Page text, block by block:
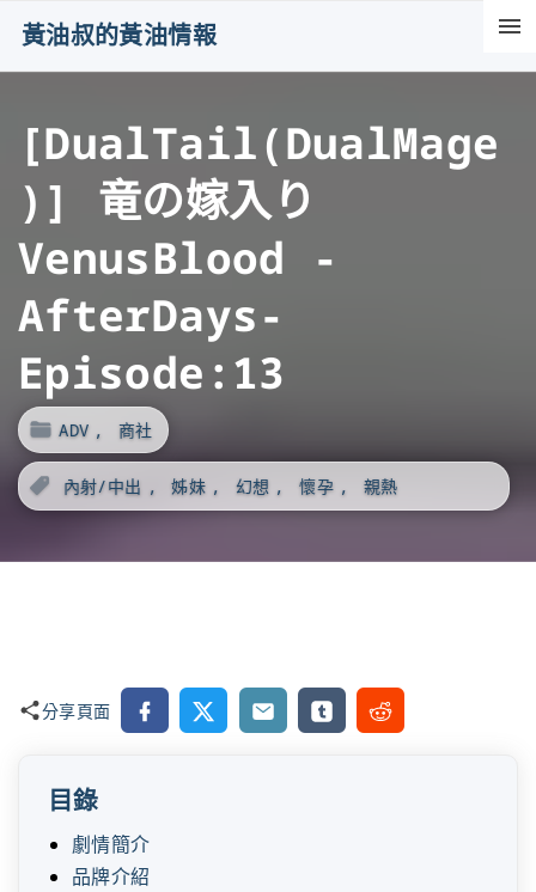
黃油叔的黃油情報
[DualTail(DualMage
)] 竜の嫁入り
VenusBlood -
AfterDays-
Episode:13
ADV 商社
內射/中出 姊妹 幻想 懷孕 親熱
分享頁面 Facebook
X Email TumblrReddit
目錄
劇情簡介
品牌介紹